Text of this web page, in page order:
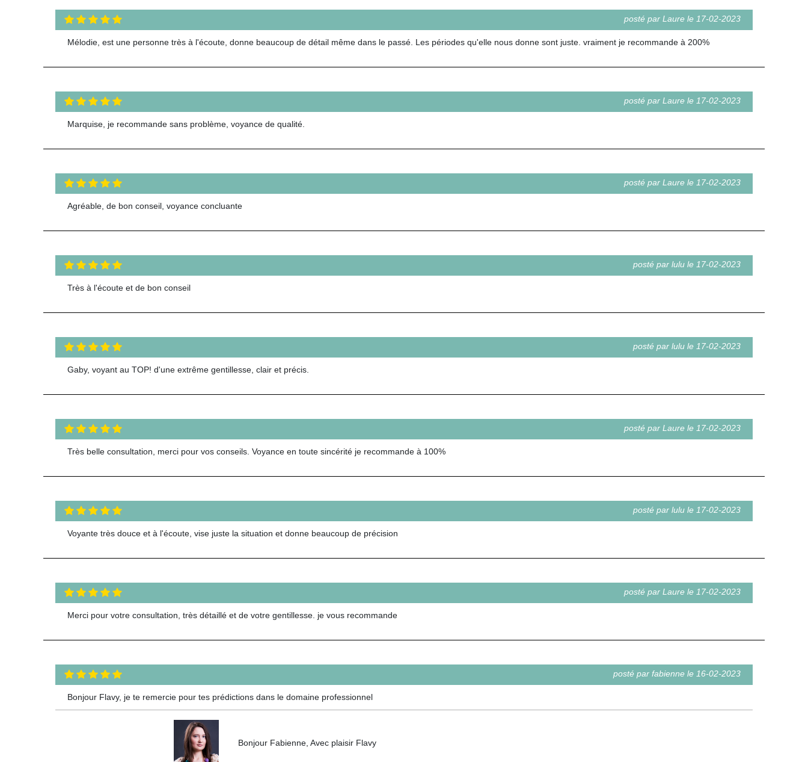
posté par Laure le 17-02-2023
Mélodie, est une personne très à l'écoute, donne beaucoup de détail même dans le passé. Les périodes qu'elle nous donne sont juste. vraiment je recommande à 200%
posté par Laure le 17-02-2023
Marquise, je recommande sans problème, voyance de qualité.
posté par Laure le 17-02-2023
Agréable, de bon conseil, voyance concluante
posté par lulu le 17-02-2023
Très à l'écoute et de bon conseil
posté par lulu le 17-02-2023
Gaby, voyant au TOP! d'une extrême gentillesse, clair et précis.
posté par Laure le 17-02-2023
Très belle consultation, merci pour vos conseils. Voyance en toute sincérité je recommande à 100%
posté par lulu le 17-02-2023
Voyante très douce et à l'écoute, vise juste la situation et donne beaucoup de précision
posté par Laure le 17-02-2023
Merci pour votre consultation, très détaillé et de votre gentillesse. je vous recommande
posté par fabienne le 16-02-2023
Bonjour Flavy, je te remercie pour tes prédictions dans le domaine professionnel
Bonjour Fabienne, Avec plaisir Flavy